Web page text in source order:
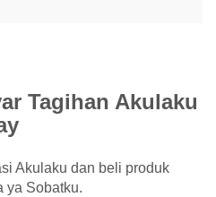
Tagihan Akulaku
Akulaku dan beli produk
ya Sobatku.